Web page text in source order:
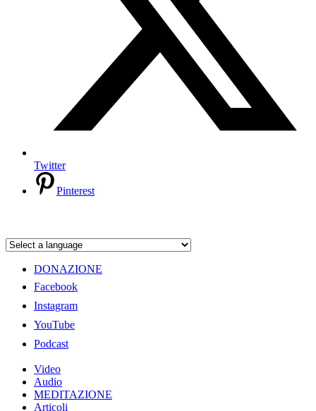
Twitter
Pinterest
DONAZIONE
Facebook
Instagram
YouTube
Podcast
Video
Audio
MEDITAZIONE
Articoli